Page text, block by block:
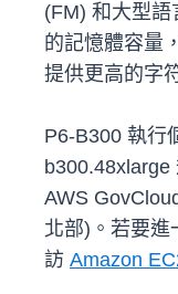
(FM) 和大型
的記憶體容量
提供更高的字
P6-B300 執行
b300.48xlarge
AWS
北部)。若要進
訪 Amazon